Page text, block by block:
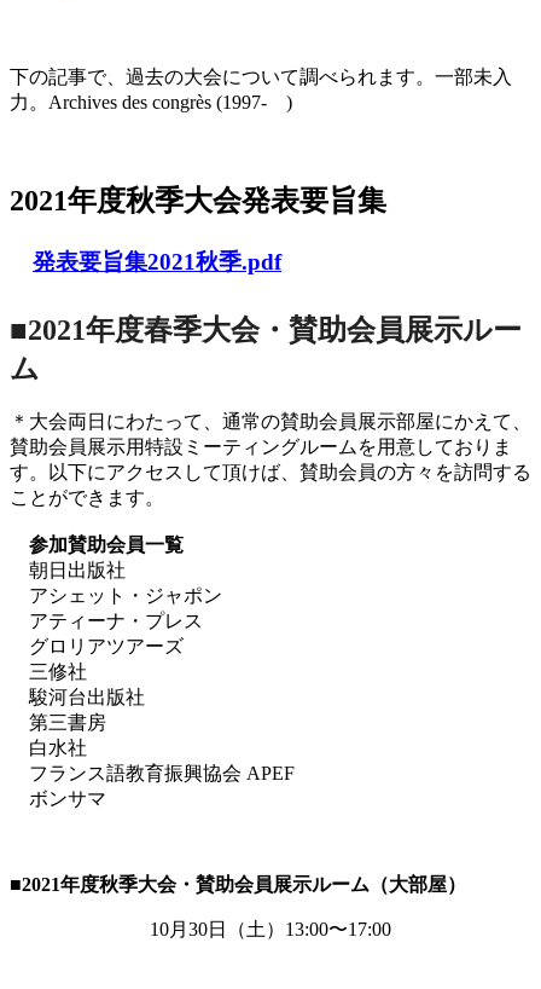
下の記事で、過去の大会について調べられます。一部未入
力。Archives des congrès (1997- )
2021年度秋季大会発表要旨集
発表要旨集2021秋季.pdf
■2021年度春季大会・賛助会員展示ルー
ム
＊大会両日にわたって、通常の賛助会員展示部屋にかえて、
賛助会員展示用特設ミーティングルームを用意しておりま
す。以下にアクセスして頂けば、賛助会員の方々を訪問する
ことができます。
参加賛助会員一覧
朝日出版社
アシェット・ジャポン
アティーナ・プレス
グロリアツアーズ
三修社
駿河台出版社
第三書房
白水社
フランス語教育振興協会 APEF
ボンサマ
■2021年度秋季大会・賛助会員展示ルーム（大部屋）
10月 30日（土） 13:00〜17:00